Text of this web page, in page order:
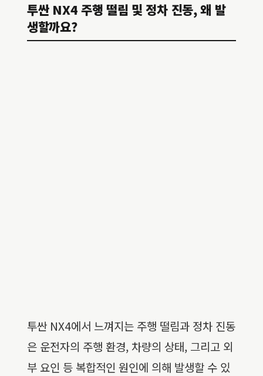
투싼 NX4 주행 떨림 및 정차 진동, 왜 발
생할까요?
투싼 NX4에서 느껴지는 주행 떨림과 정차 진동
은 운전자의 주행 환경, 차량의 상태, 그리고 외
부 요인 등 복합적인 원인에 의해 발생할 수 있